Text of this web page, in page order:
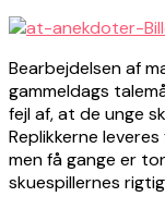
Bearbejdelsen af
gammeldags
fejl af, at de unge
Replikkerne
men få gange er
skuespillernes